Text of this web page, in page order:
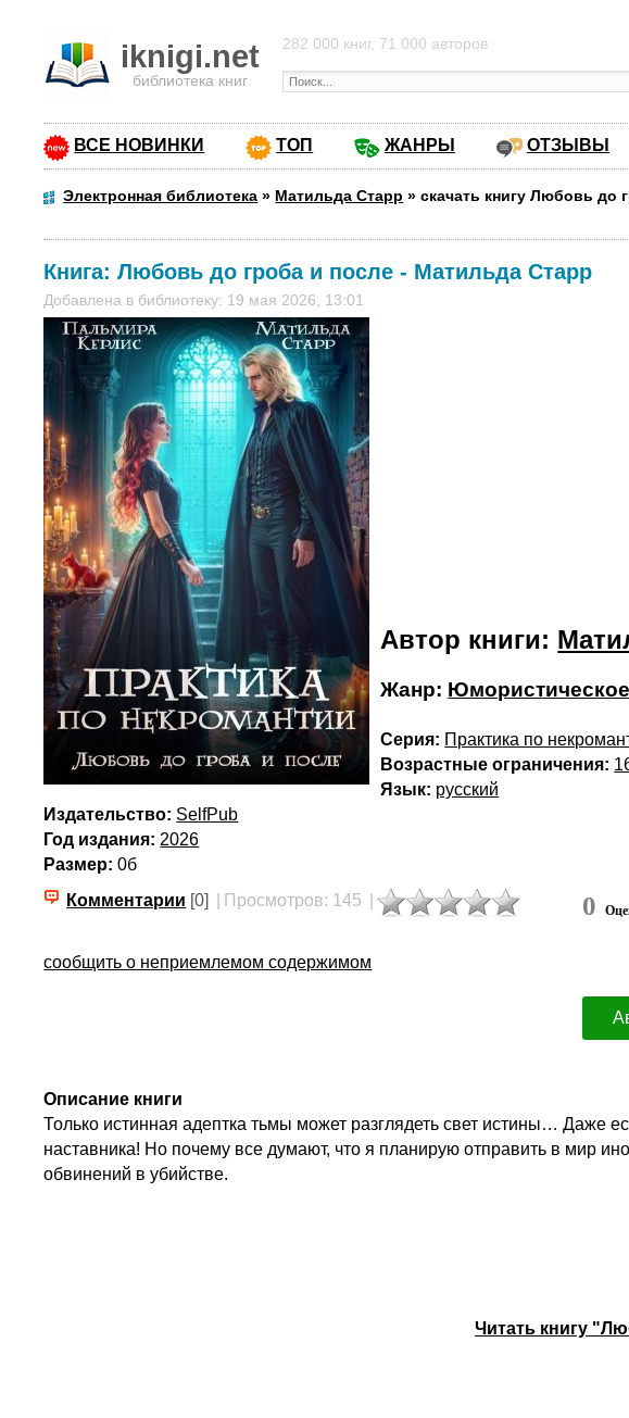
iknigi.net
библиотека книг
282 000 книг, 71 000 авторов
ВСЕ НОВИНКИ ТОП ЖАНРЫ ОТЗЫВЫ
Электронная библиотека » Матильда Старр »скачать книгу Любовь до
Книга:Любовь до гроба и после - Матильда Старр
Добавлена в библиотеку: 19 мая 2026, 13:01
Автор книги:
Жанр:
Серия: Практика по
Возрастные ограничения:
Язык: русский
Издательство: SelfPub
Год издания: 2026
Размер: 0б
Комментарии [0] Просмотров: 145 0
сообщить о неприемлемом содержимом
Описание книги
Только истинная адептка тьмы может разглядеть свет истины… Даже
наставника! Но почему все думают, что я планирую отправить в мир
обвинений в убийстве.
Читать книгу